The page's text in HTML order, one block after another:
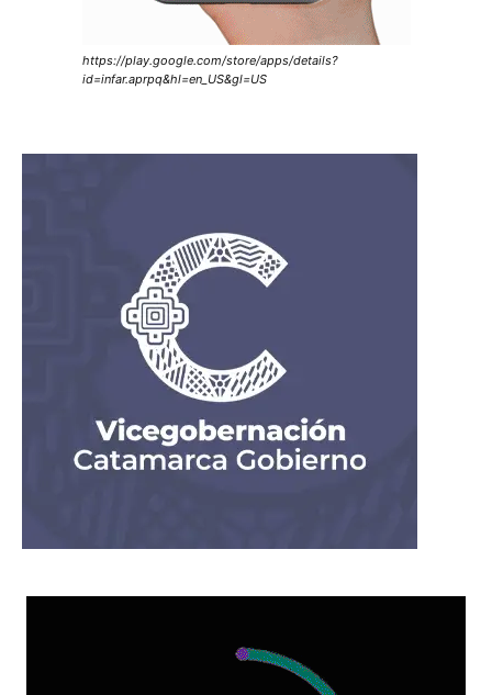
https://play.google.com/store/apps/details?
id=infar.aprpq&hl=en_US&gl=US